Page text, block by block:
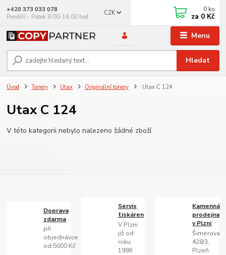
Menu
CZK
Hledat
+420 373 033 078
Pondělí - Pátek 8:00-16:00 hod.
0 ks
za 0 Kč
Úvod Tonery Utax Originální tonery Utax C 124
Utax C 124
V této kategorii nebylo nalezeno žádné zboží.
Doprava
zdarma
při
objednávce
od 5000 Kč
Servis
tiskáren
V Plzni
již od
roku
1998
Kamenná
prodejna
v Plzni
Šimerova
428/3,
Plzeň